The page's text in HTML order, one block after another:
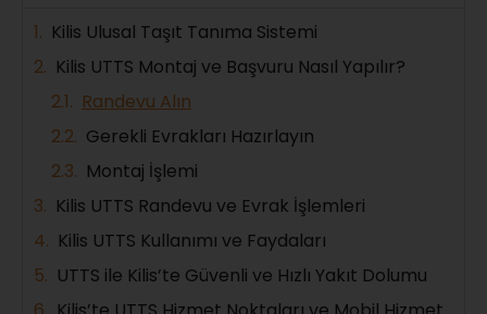
Kilis Ulusal Taşıt Tanıma Sistemi
Kilis UTTS Montaj ve Başvuru Nasıl Yapılır?
Randevu Alın
Gerekli Evrakları Hazırlayın
Montaj İşlemi
Kilis UTTS Randevu ve Evrak İşlemleri
Kilis UTTS Kullanımı ve Faydaları
UTTS ile Kilis’te Güvenli ve Hızlı Yakıt Dolumu